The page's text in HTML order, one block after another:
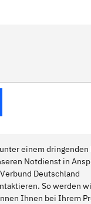
einem
Notdienst in
Deutschland
So werden
Ihnen bei Ihrem